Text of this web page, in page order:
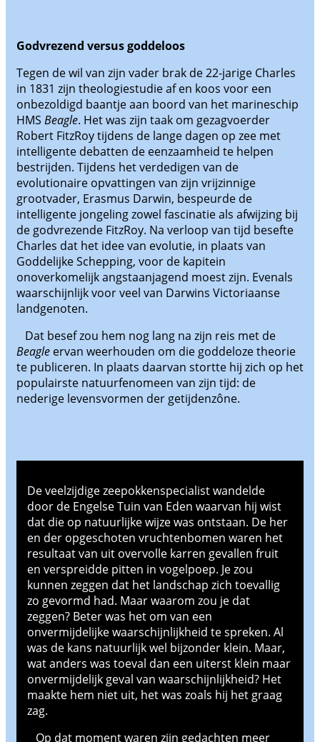
Godvrezend versus goddeloos
Tegen de wil van zijn vader brak de 22-jarige Charles
in 1831 zijn theologiestudie af en koos voor een
onbezoldigd baantje aan boord van het marineschip
HMS Beagle. Het was zijn taak om gezagvoerder
Robert FitzRoy tijdens de lange dagen op zee met
intelligente debatten de eenzaamheid te helpen
bestrijden. Tijdens het verdedigen van de
evolutionaire opvattingen van zijn vrijzinnige
grootvader, Erasmus Darwin, bespeurde de
intelligente jongeling zowel fascinatie als afwijzing bij
de godvrezende FitzRoy. Na verloop van tijd besefte
Charles dat het idee van evolutie, in plaats van
Goddelijke Schepping, voor de kapitein
onoverkomelijk angstaanjagend moest zijn. Evenals
waarschijnlijk voor veel van Darwins Victoriaanse
landgenoten.
Dat besef zou hem nog lang na zijn reis met de
Beagle ervan weerhouden om die goddeloze theorie
te publiceren. In plaats daarvan stortte hij zich op het
populairste natuurfenomeen van zijn tijd: de
nederige levensvormen der getijdenzône.
De veelzijdige zeepokkenspecialist wandelde
door de Engelse Tuin van Eden waarvan hij wist
dat die op natuurlijke wijze was ontstaan. De her
en der opgeschoten vruchtenbomen waren het
resultaat van uit overvolle karren gevallen fruit
en verspreidde pitten in vogelpoep. Je zou
kunnen zeggen dat het landschap zich toevallig
zo gevormd had. Maar waarom zou je dat
zeggen? Beter was het om van een
onvermijdelijke waarschijnlijkheid te spreken. Al
was de kans natuurlijk wel bijzonder klein. Maar,
wat anders was toeval dan een uiterst klein maar
onvermijdelijk geval van waarschijnlijkheid? Het
maakte hem niet uit, het was zoals hij het graag
zag.
Op dat moment waren zijn gedachten meer